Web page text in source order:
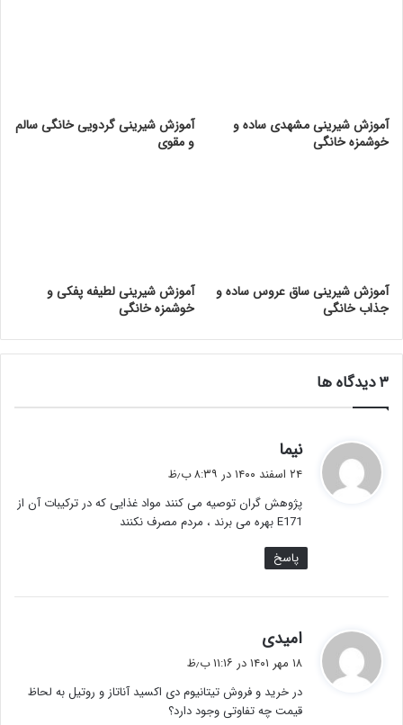
آموزش شیرینی مشهدی ساده و
خوشمزه خانگی
آموزش شیرینی گردویی خانگی سالم
و مقوی
آموزش شیرینی ساق عروس ساده و
جذاب خانگی
آموزش شیرینی لطیفه پفکی و
خوشمزه خانگی
‫۳ دیدگاه ها
نیما
:
۲۴ اسفند ۱۴۰۰ در ۸:۳۹ ب٫ظ
پژوهش گران توصیه می کنند مواد غذایی که در ترکیبات آن از
E171 بهره می برند ، مردم مصرف نکنند
پاسخ
امیدی
ف
:
۱۸ مهر ۱۴۰۱ در ۱۱:۱۶ ب٫ظ
در خرید و فروش تیتانیوم دی اکسید آناتاز و روتیل به لحاظ
قیمت چه تفاوتی وجود دارد؟